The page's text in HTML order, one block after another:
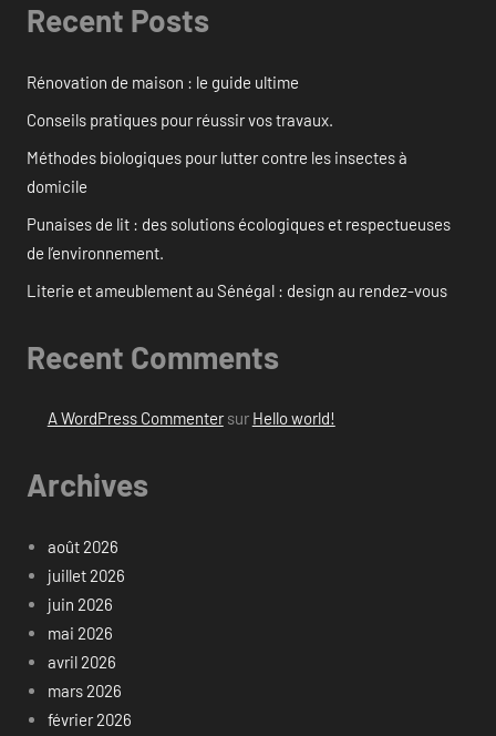
Recent Posts
Rénovation de maison : le guide ultime
Conseils pratiques pour réussir vos travaux.
Méthodes biologiques pour lutter contre les insectes à
domicile
Punaises de lit : des solutions écologiques et respectueuses
de l’environnement.
Literie et ameublement au Sénégal : design au rendez-vous
Recent Comments
A WordPress Commentersur Hello world!
Archives
août 2026
juillet 2026
juin 2026
mai 2026
avril 2026
mars 2026
février 2026